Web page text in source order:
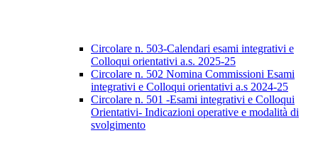
Circolare n. 503-Calendari esami integrativi e
Colloqui orientativi a.s. 2025-25
Circolare n. 502 Nomina Commissioni Esami
integrativi e Colloqui orientativi a.s 2024-25
Circolare n. 501 -Esami integrativi e Colloqui
Orientativi- Indicazioni operative e modalità di
svolgimento